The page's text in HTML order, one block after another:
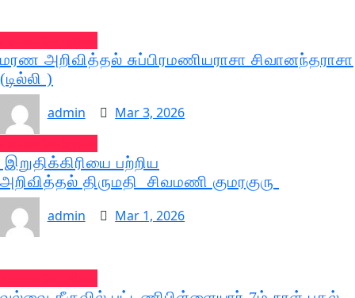
மரண அறிவித்தல் சுப்பிரமணியராசா சிவானந்தராசா
(டில்லி )
admin
Mar 3, 2026
இறுதிக்கிரியை பற்றிய
அறிவித்தல் திருமதி சிவமணி குமரகுரு
admin
Mar 1, 2026